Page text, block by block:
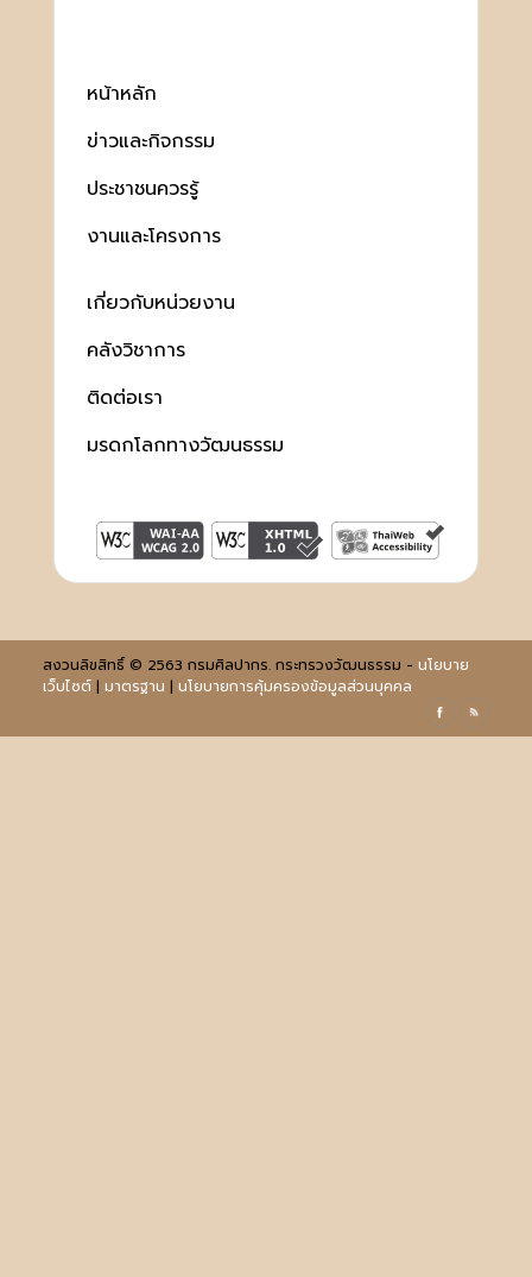
หน้าหลัก
ข่าวและกิจกรรม
ประชาชนควรรู้
งานและโครงการ
เกี่ยวกับหน่วยงาน
คลังวิชาการ
ติดต่อเรา
มรดกโลกทางวัฒนธรรม
สงวนลิขสิทธิ์ © 2563 กรมศิลปากร. กระทรวงวัฒนธรรม - นโยบาย
เว็บไซต์| มาตรฐาน | นโยบายการคุ้มครองข้อมูลส่วนบุคคล